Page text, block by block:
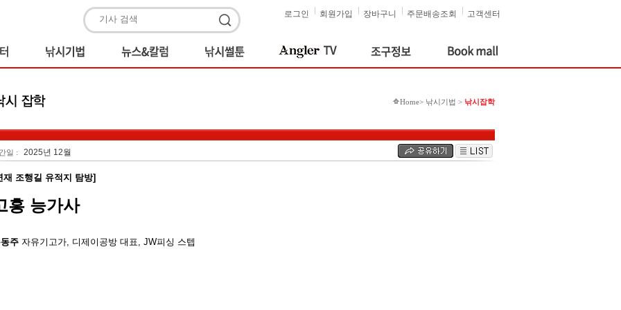
고객센터
주문배송조회
장바구니
회원가입
로그인
Home> 낚시기법 > 낚시잡학
일 : 2025년 12월